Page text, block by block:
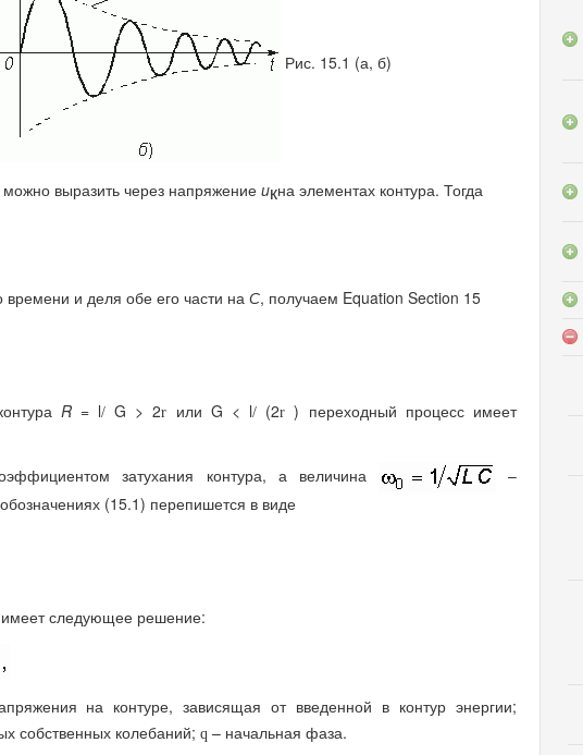
Рис. 15.1 (а, б)
выразить через напряжение uкна элементах контура. Тогда
и деля обе его части на С, получаем Equation Section 15
R= l/ G > 2r или G < l/ (2r ) переходный процесс имеет
затухания контура, а величина
–
(15.1) перепишется в виде
следующее решение:
на контуре, зависящая от введенной в контур энергии;
собственных колебаний; q – начальная фаза.